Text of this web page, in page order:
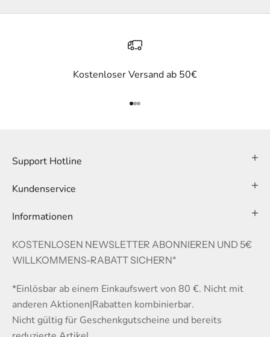
Kostenloser Versand ab 50€
Gehe zu Element 1
Gehe zu Element 2
Gehe zu Element 3
Support Hotline
Kundenservice
Informationen
KOSTENLOSEN NEWSLETTER ABONNIEREN UND 5€
WILLKOMMENS-RABATTSICHERN*
*Einlösbar ab einem Einkaufswert von 80 €. Nicht mit
anderen Aktionen|Rabatten kombinierbar.
Nicht gültig für Geschenkgutscheine und bereits